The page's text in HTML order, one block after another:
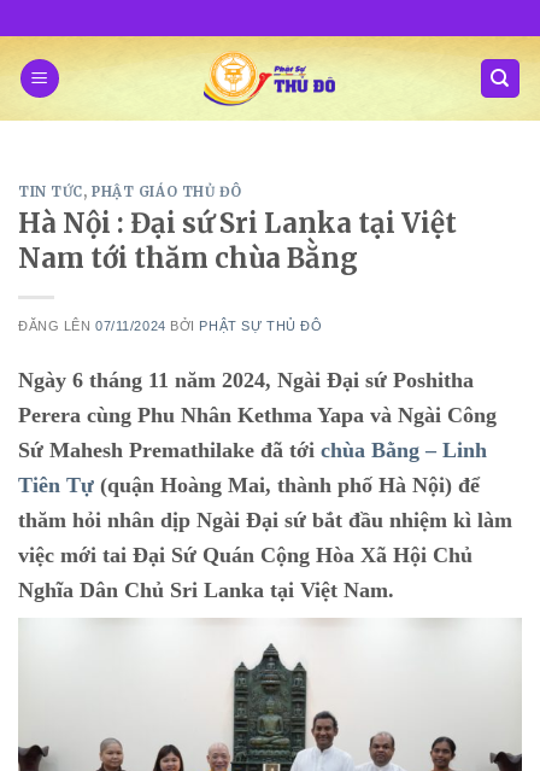
content
TIN TỨC,PHẬT GIÁO THỦ ĐÔ
Hà Nội : Đại sứ Sri Lanka tại Việt
Nam tới thăm chùa Bằng
ĐĂNG LÊN07/11/2024 BỞI PHẬT SỰ THỦ ĐÔ
Ngày 6 tháng 11 năm 2024, Ngài Đại sứ Poshitha
Perera cùng Phu Nhân Kethma Yapa và Ngài Công
Sứ Mahesh Premathilake đã tới chùa Bằng – Linh
Tiên Tự (quận Hoàng Mai, thành phố Hà Nội) để
thăm hỏi nhân dịp Ngài Đại sứ bắt đầu nhiệm kì làm
việc mới tai Đại Sứ Quán Cộng Hòa Xã Hội Chủ
Nghĩa Dân Chủ Sri Lanka tại Việt Nam.